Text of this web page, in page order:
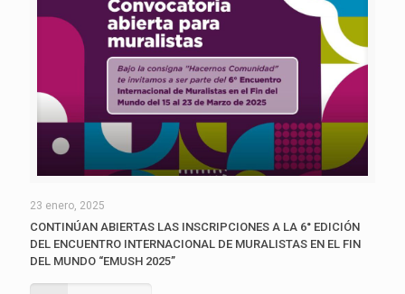
23 enero, 2025
CONTINÚAN ABIERTAS LAS INSCRIPCIONES A LA 6° EDICIÓN
DEL ENCUENTRO INTERNACIONAL DE MURALISTAS EN EL FIN
DEL MUNDO “EMUSH 2025”